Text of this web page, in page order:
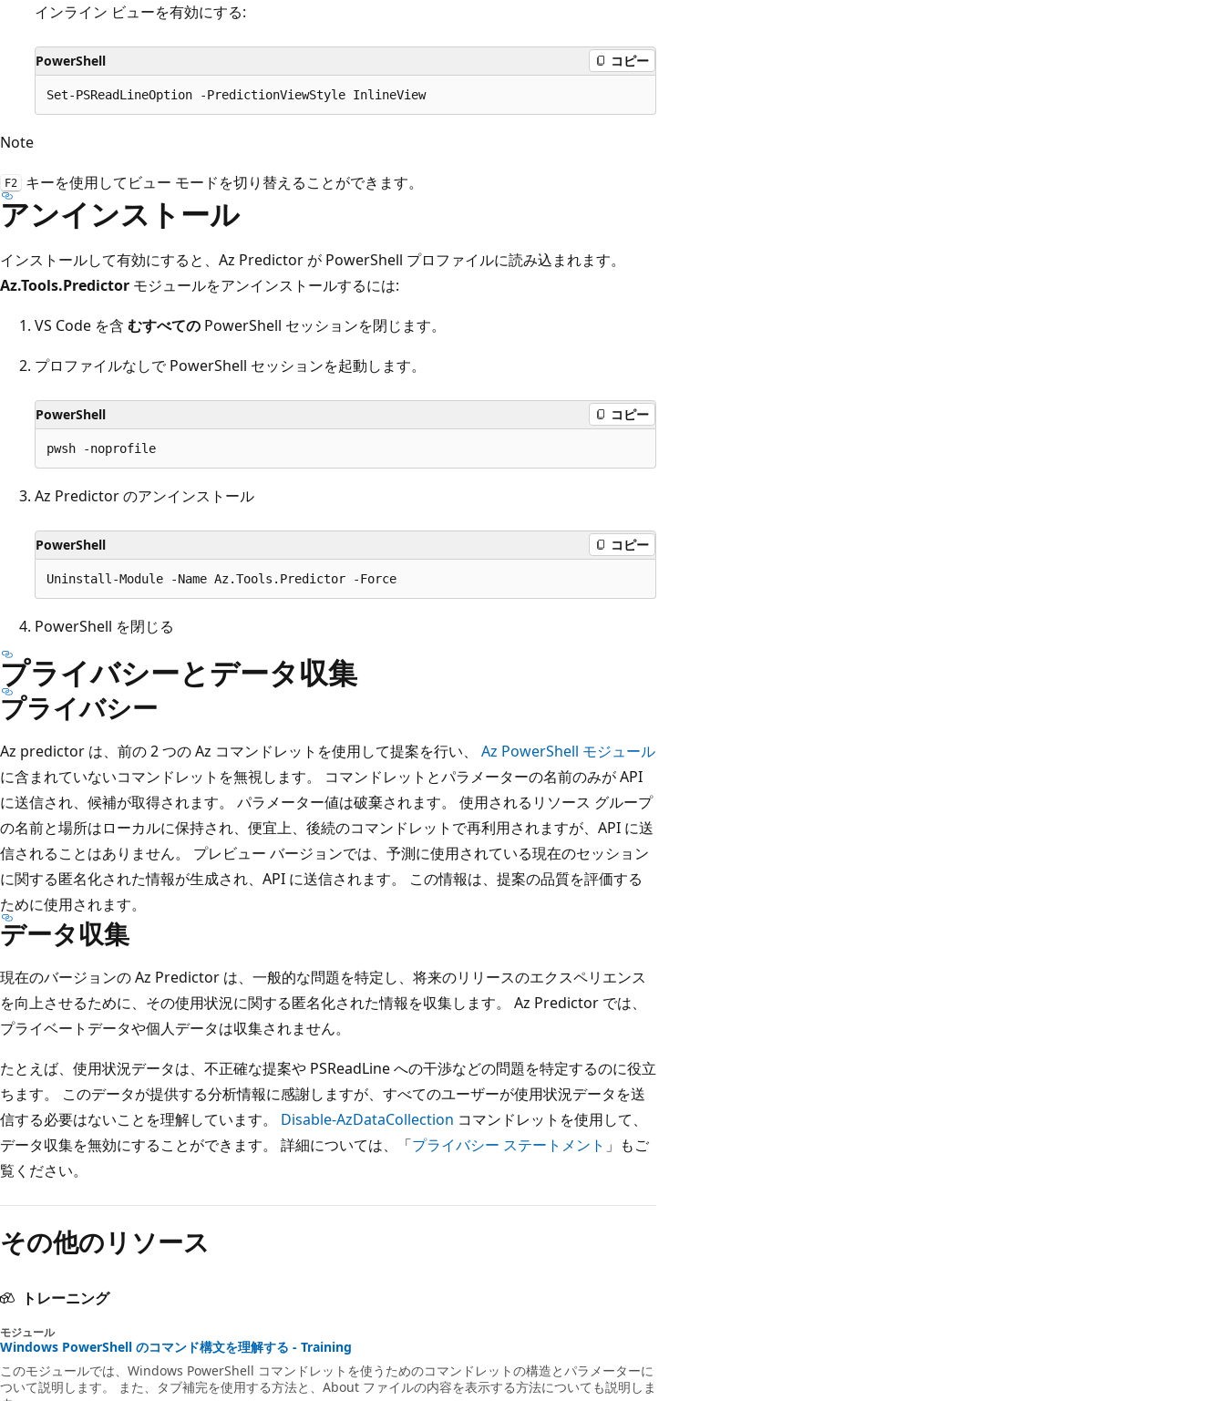
インライン ビューを有効にする:
PowerShell コピー
Note
F2 キーを使用してビュー モードを切り替えることができます。
アンインストール
インストールして有効にすると、Az Predictor が PowerShell プロファイルに読み込まれます。
Az.Tools.Predictor モジュールをアンインストールするには:
VS Code を含 むすべての PowerShell セッションを閉じます。
プロファイルなしで PowerShell セッションを起動します。
PowerShell コピー
Az Predictor のアンインストール
PowerShell コピー
PowerShell を閉じる
プライバシーとデータ収集
プライバシー
Az predictor は、前の 2 つの Az コマンドレットを使用して提案を行い、 Az PowerShell モジュール
に含まれていないコマンドレットを無視します。 コマンドレットとパラメーターの名前のみが API
に送信され、候補が取得されます。 パラメーター値は破棄されます。 使用されるリソース グループ
の名前と場所はローカルに保持され、便宜上、後続のコマンドレットで再利用されますが、API に送
信されることはありません。 プレビュー バージョンでは、予測に使用されている現在のセッション
に関する匿名化された情報が生成され、API に送信されます。 この情報は、提案の品質を評価する
ために使用されます。
データ収集
現在のバージョンの Az Predictor は、一般的な問題を特定し、将来のリリースのエクスペリエンス
を向上させるために、その使用状況に関する匿名化された情報を収集します。 Az Predictor では、
プライベートデータや個人データは収集されません。
たとえば、使用状況データは、不正確な提案や PSReadLine への干渉などの問題を特定するのに役立
ちます。 このデータが提供する分析情報に感謝しますが、すべてのユーザーが使用状況データを送
信する必要はないことを理解しています。 Disable-AzDataCollection コマンドレットを使用して、
データ収集を無効にすることができます。 詳細については、「プライバシー ステートメント 」もご
覧ください。
その他のリソース
トレーニング
モジュール
Windows PowerShell のコマンド構文を理解する - Training
このモジュールでは、Windows PowerShell コマンドレットを使うためのコマンドレットの構造とパラメーターに
ついて説明します。 また、タブ補完を使用する方法と、About ファイルの内容を表示する方法についても説明しま